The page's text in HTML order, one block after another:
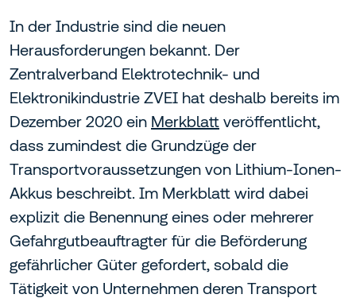
In der Industrie sind die neuen
Herausforderungen bekannt. Der
Zentralverband Elektrotechnik- und
Elektronikindustrie ZVEI hat deshalb bereits im
Dezember 2020 ein Merkblatt veröffentlicht,
dass zumindest die Grundzüge der
Transportvoraussetzungen von Lithium-Ionen-
Akkus beschreibt. Im Merkblatt wird dabei
explizit die Benennung eines oder mehrerer
Gefahrgutbeauftragter für die Beförderung
gefährlicher Güter gefordert, sobald die
Tätigkeit von Unternehmen deren Transport